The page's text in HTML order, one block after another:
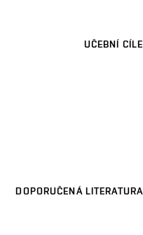
UČEBNÍ CÍLE
DOPORUČENÁ LITERATURA